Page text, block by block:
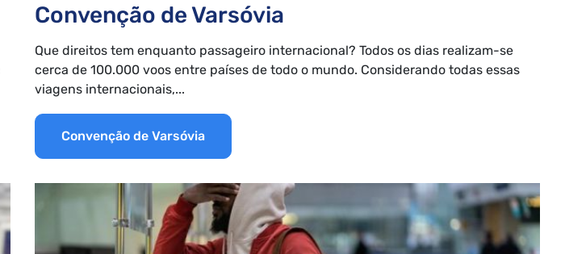
Convenção de Varsóvia
Que direitos tem enquanto passageiro internacional? Todos os dias realizam-se
cerca de 100.000 voos entre países de todo o mundo. Considerando todas essas
viagens internacionais,...
Convenção de Varsóvia